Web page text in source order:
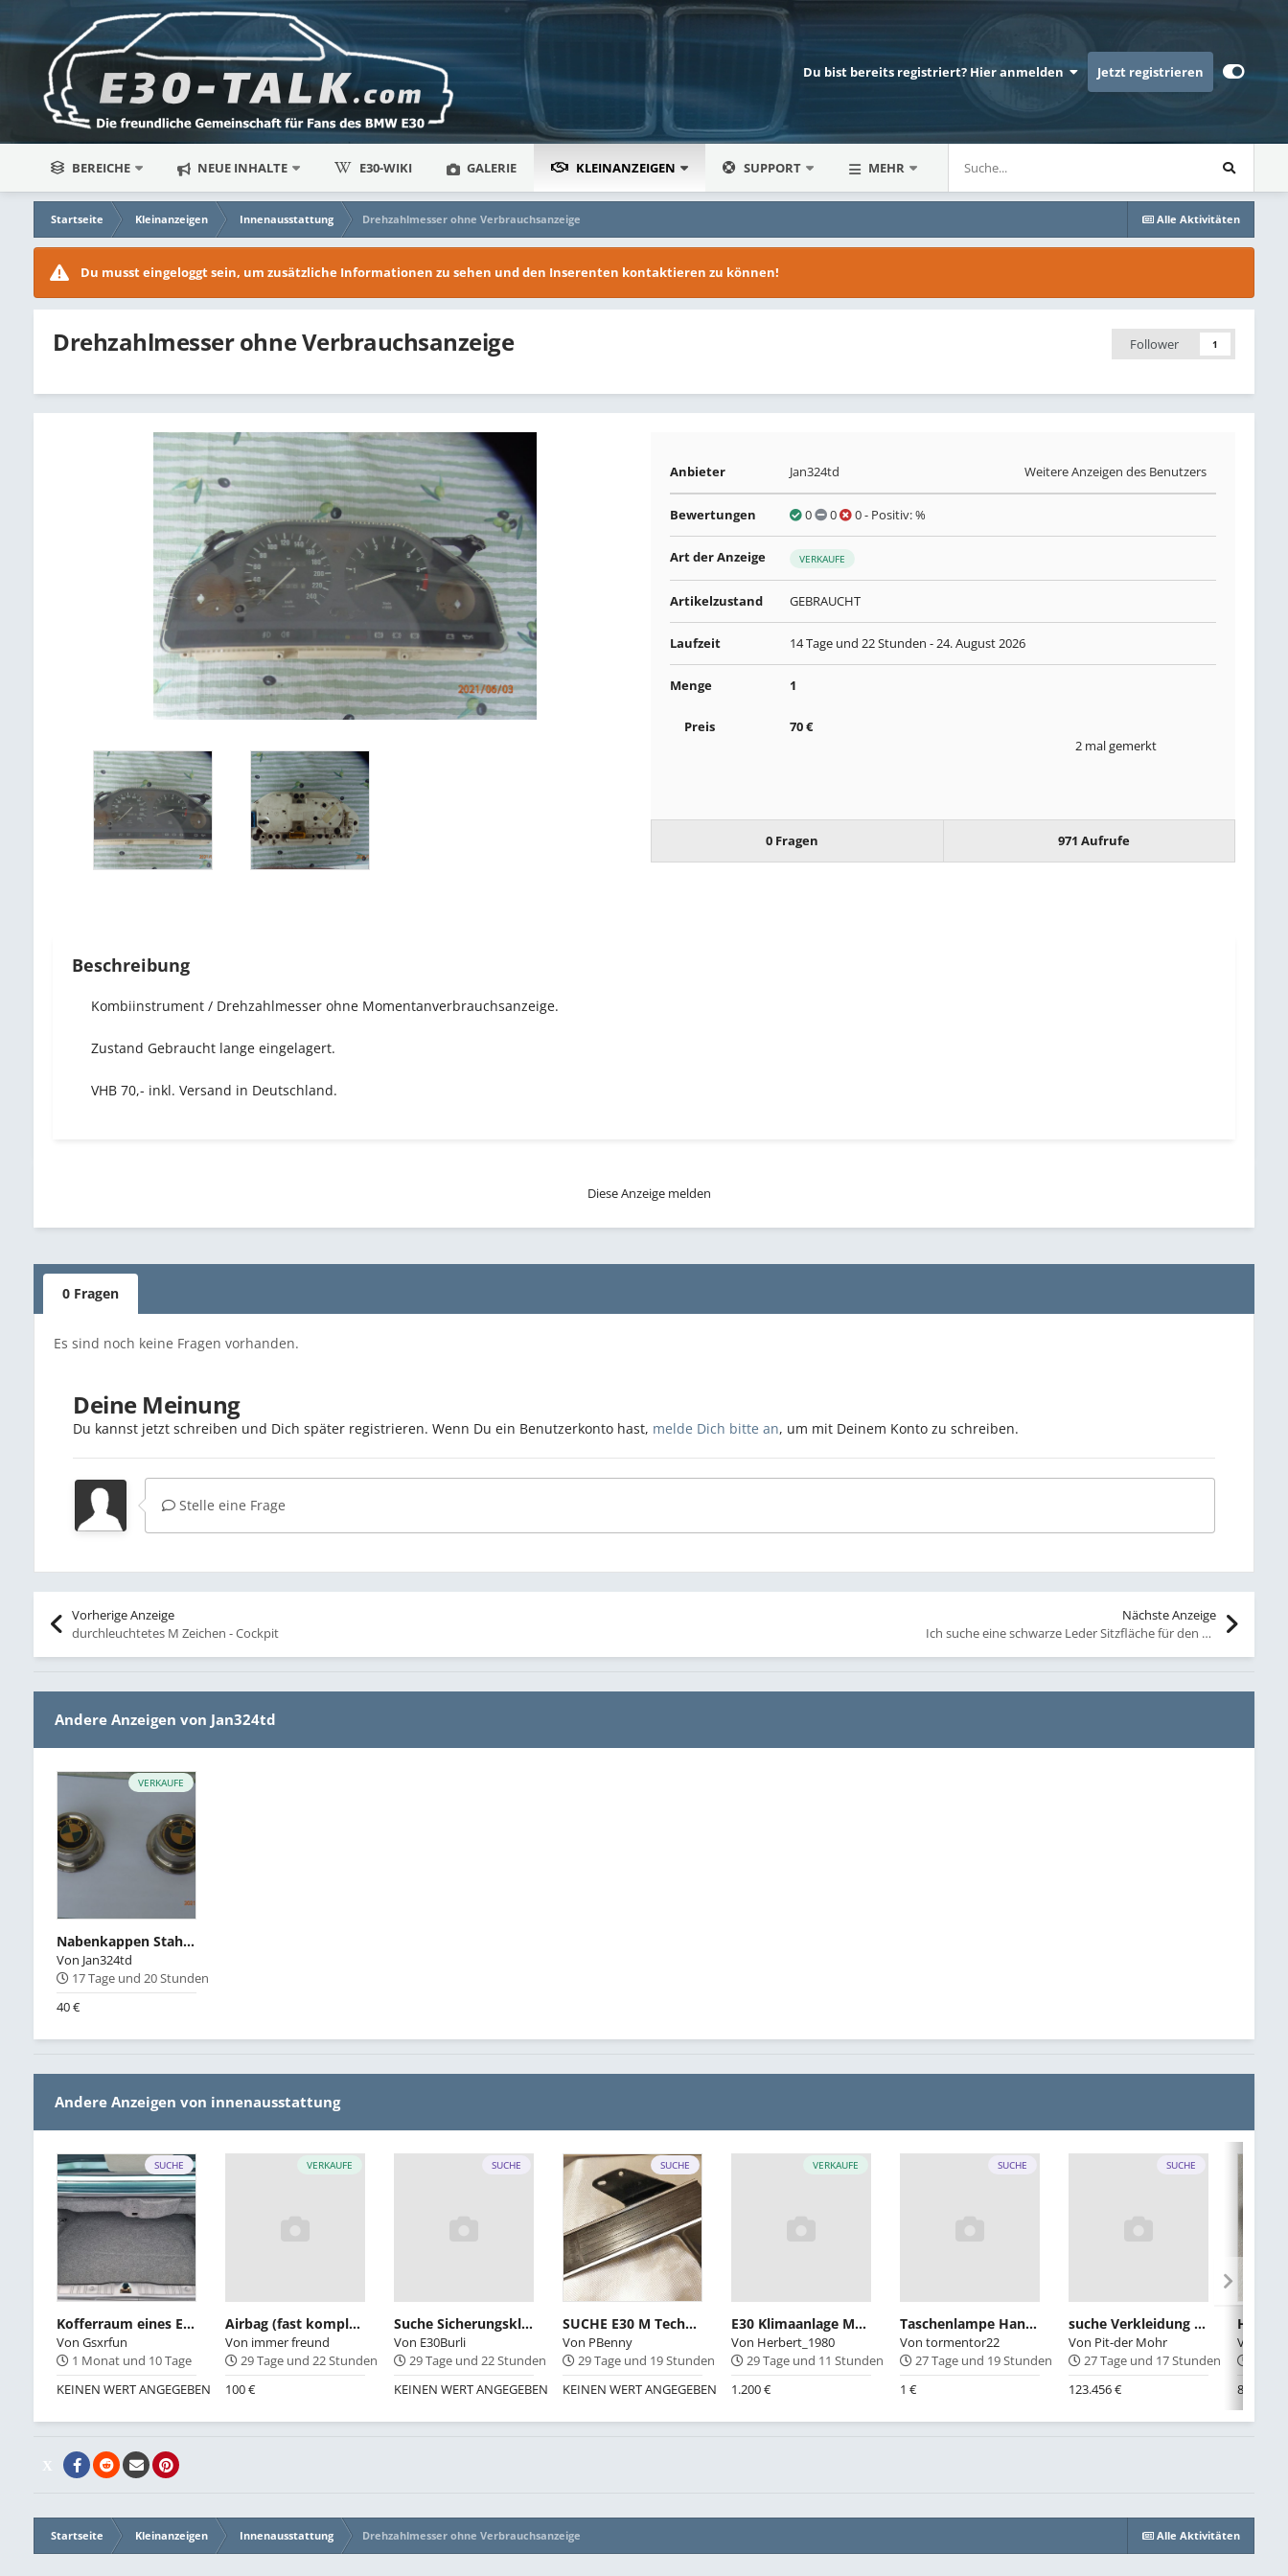
Du bist bereits registriert? Hier anmelden Jetzt registrieren
BEREICHE NEUE INHALTE E30-WIKI GALERIE KLEINANZEIGEN SUPPORT MEHR
Alle Aktivitäten
Startseite Kleinanzeigen Innenausstattung Drehzahlmesser ohne Verbrauchsanzeige
Du musst eingeloggt sein, um zusätzliche Informationen zu sehen und den Inserenten kontaktieren zu können!
Follower 1
Drehzahlmesser ohne Verbrauchsanzeige
Anbieter Jan324td Weitere Anzeigen des Benutzers
Bewertungen 0 0 0- Positiv: %
Art der Anzeige VERKAUFE
Artikelzustand GEBRAUCHT
Laufzeit 14 Tage und 22 Stunden - 24. August 2026
Menge 1
Preis
70 €
2 mal gemerkt
0 Fragen 971 Aufrufe
Beschreibung
Kombiinstrument / Drehzahlmesser ohne Momentanverbrauchsanzeige.
Zustand Gebraucht lange eingelagert.
VHB 70,- inkl. Versand in Deutschland.
Diese Anzeige melden
0 Fragen
Es sind noch keine Fragen vorhanden.
Deine Meinung
Du kannst jetzt schreiben und Dich später registrieren. Wenn Du ein Benutzerkonto hast, melde Dich bitte an, um mit Deinem Konto zu schreiben.
Stelle eine Frage
Vorherige Anzeige
durchleuchtetes M Zeichen - Cockpit
Nächste Anzeige
Ich suche eine schwarze Leder Sitzfläche für den Sportsitz im Cabrio
Andere Anzeigen von Jan324td
VERKAUFE
Nabenkappen Stahlfelgen
Von Jan324td
17 Tage und 20 Stunden
40 €
Andere Anzeigen von innenausstattung
SUCHE
Kofferraum eines E30-Cabrios-OE 51471932815
VonGsxrfun
1 Monat und 10 Tage
KEINEN WERT ANGEGEBEN
VERKAUFE
Airbag (fast komplett) aus Schlachtfahrzeug.
Von immer freund
29 Tage und 22 Stunden
100 €
SUCHE
Suche Sicherungsklammer für Schiebedachkurbel
Von E30Burli
29 Tage und 22 Stunden
KEINEN WERT ANGEGEBEN
SUCHE
SUCHE E30 M Technik Fußstütze Replika
Von PBenny
29 Tage und 19 Stunden
KEINEN WERT ANGEGEBEN
VERKAUFE
E30 Klimaanlage M20 NFL
Von Herbert_1980
29 Tage und 11 Stunden
1.200 €
SUCHE
Taschenlampe Handschuhfach
Vontormentor22
27 Tage und 19 Stunden
1 €
SUCHE
suche Verkleidung unten links ohne LWR
Von Pit-der Mohr
27 Tage und 17 Stunden
123.456 €
Von
8 €
Alle Aktivitäten
Startseite Kleinanzeigen Innenausstattung Drehzahlmesser ohne Verbrauchsanzeige